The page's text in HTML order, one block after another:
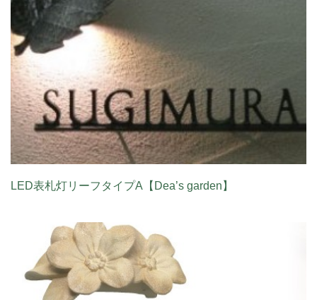
LED表札灯リーフタイプA【Dea’s garden】